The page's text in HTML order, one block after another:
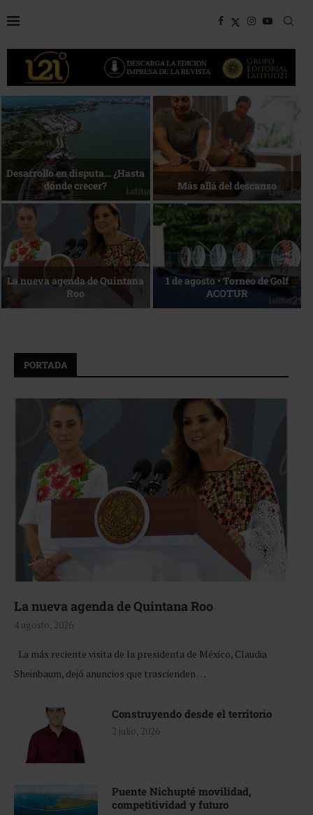
Bottega, un viaje servido a la
mesa
Energía que Impulsa la
competitividad
Reconocimiento de viajeros La esencia del servicio
PORTADA
La nueva agenda de Quintana Roo
4 agosto, 2026
La más reciente visita de la presidenta de México, Claudia
Sheinbaum, dejó anuncios que trascienden …
Construyendo desde el territorio
2 julio, 2026
Puente Nichupté movilidad,
competitividad y futuro